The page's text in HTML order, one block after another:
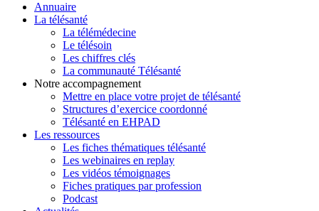
Annuaire
La télésanté
La télémédecine
Le télésoin
Les chiffres clés
La communauté Télésanté
Notre accompagnement
Mettre en place votre projet de télésanté
Structures d’exercice coordonné
Télésanté en EHPAD
Les ressources
Les fiches thématiques télésanté
Les webinaires en replay
Les vidéos témoignages
Fiches pratiques par profession
Podcast